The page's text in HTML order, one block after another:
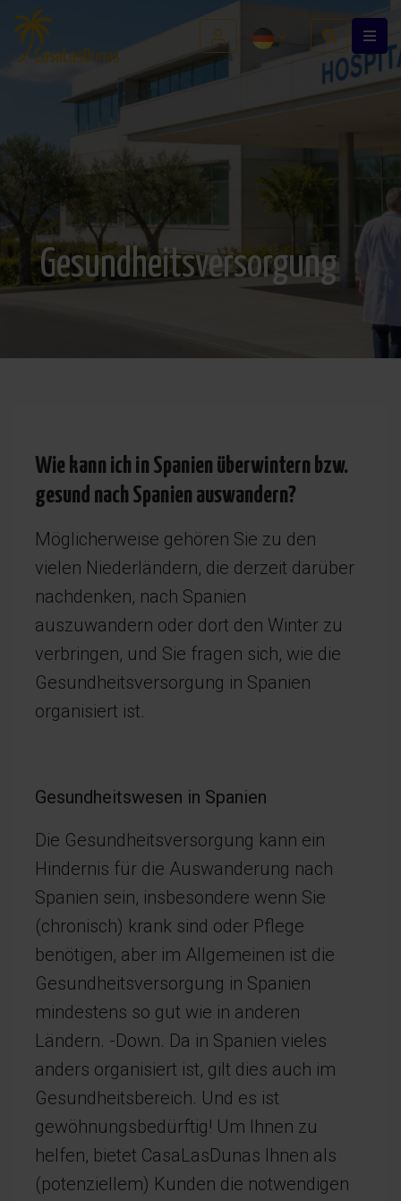
Gesundheitsversorgung
Wie kann ich in Spanien überwintern bzw.
gesund nach Spanien auswandern?
Möglicherweise gehören Sie zu den
vielen Niederländern, die derzeit darüber
nachdenken, nach Spanien
auszuwandern oder dort den Winter zu
verbringen, und Sie fragen sich, wie die
Gesundheitsversorgung in Spanien
organisiert ist.
Gesundheitswesen in Spanien
Die Gesundheitsversorgung kann ein
Hindernis für die Auswanderung nach
Spanien sein, insbesondere wenn Sie
(chronisch) krank sind oder Pflege
benötigen, aber im Allgemeinen ist die
Gesundheitsversorgung in Spanien
mindestens so gut wie in anderen
Ländern. -Down. Da in Spanien vieles
anders organisiert ist, gilt dies auch im
Gesundheitsbereich. Und es ist
gewöhnungsbedürftig! Um Ihnen zu
helfen, bietet CasaLasDunas Ihnen als
(potenziellem) Kunden die notwendigen